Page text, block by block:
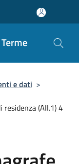
e dati >
(All.1) 4